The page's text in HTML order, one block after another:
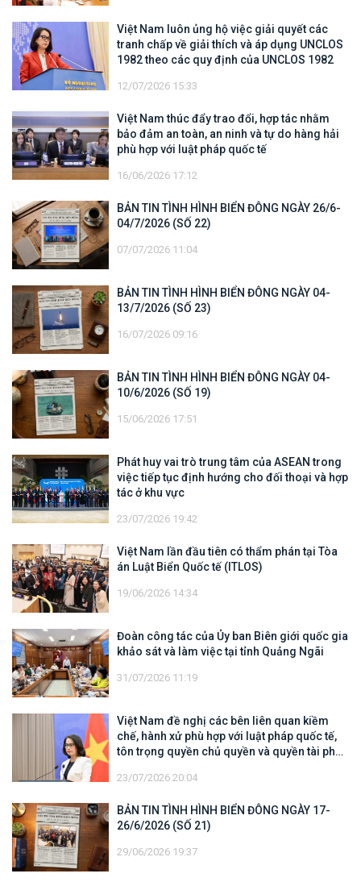
Việt Nam luôn ủng hộ việc giải quyết các
tranh chấp về giải thích và áp dụng UNCLOS
1982 theo các quy định của UNCLOS 1982
12/07/2026 15:33
Việt Nam thúc đẩy trao đổi, hợp tác nhằm
bảo đảm an toàn, an ninh và tự do hàng hải
phù hợp với luật pháp quốc tế
16/06/2026 17:12
BẢN TIN TÌNH HÌNH BIỂN ĐÔNG NGÀY 26/6-
04/7/2026 (SỐ 22)
07/07/2026 11:04
BẢN TIN TÌNH HÌNH BIỂN ĐÔNG NGÀY 04-
13/7/2026 (SỐ 23)
16/07/2026 09:16
BẢN TIN TÌNH HÌNH BIỂN ĐÔNG NGÀY 04-
10/6/2026 (SỐ 19)
15/06/2026 17:51
Phát huy vai trò trung tâm của ASEAN trong
việc tiếp tục định hướng cho đối thoại và hợp
tác ở khu vực
23/07/2026 19:42
Việt Nam lần đầu tiên có thẩm phán tại Tòa
án Luật Biển Quốc tế (ITLOS)
19/06/2026 14:34
Đoàn công tác của Ủy ban Biên giới quốc gia
khảo sát và làm việc tại tỉnh Quảng Ngãi
31/07/2026 11:19
Việt Nam đề nghị các bên liên quan kiềm
chế, hành xử phù hợp với luật pháp quốc tế,
tôn trọng quyền chủ quyền và quyền tài phán
địa của quốc gia ven biển
23/07/2026 20:04
BẢN TIN TÌNH HÌNH BIỂN ĐÔNG NGÀY 17-
26/6/2026 (SỐ 21)
29/06/2026 19:37